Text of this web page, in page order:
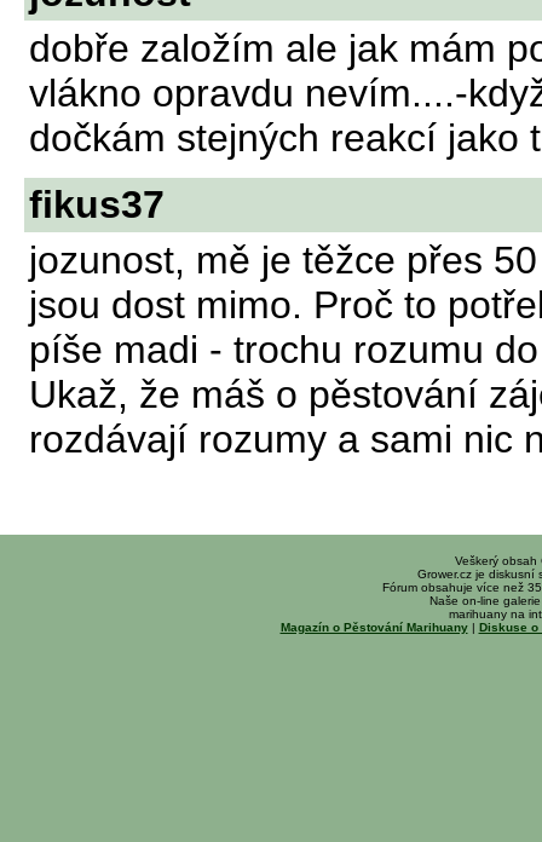
dobře založím ale jak mám
vlákno opravdu nevím....-
dočkám stejných reakcí jako
fikus37
jozunost, mě je těžce přes
jsou dost mimo. Proč to
píše madi - trochu rozumu
Ukaž, že máš o pěstování
rozdávají rozumy a sami nic
Veškerý obsah
Grower.cz je diskusní
Fórum obsahuje více než
Naše on-line
marihuany na
Magazín o Pěstování Marihuany| Diskuse o